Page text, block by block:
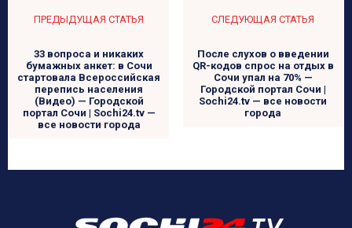
ПРЕДЫДУЩАЯ СТАТЬЯ
33 вопроса и никаких
бумажных анкет: в Сочи
стартовала Всероссийская
перепись населения
(Видео) — Городской
портал Сочи | Sochi24.tv —
все новости города
СЛЕДУЮЩАЯ СТАТЬЯ
После слухов о введении
QR-кодов спрос на отдых в
Сочи упал на 70% —
Городской портал Сочи |
Sochi24.tv — все новости
города